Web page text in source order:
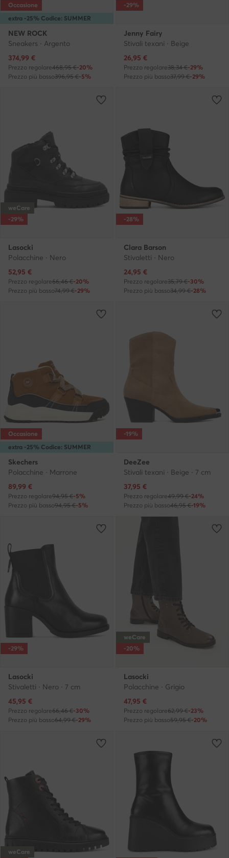
extra -25% Codice: SUMMER
Occasione
NEW ROCK
Sneakers · Argento
Prezzo attuale
374,99 €
Prezzo regolare468,95 €-20%
Prezzo più basso396,95 €-5%
-29%
Jenny Fairy
Stivali texani · Beige
Prezzo attuale
26,95 €
Prezzo regolare38,34 €-29%
Prezzo più basso37,99 €-29%
weCare
-29%
Lasocki
Polacchine · Nero
Prezzo attuale
52,95 €
Prezzo regolare66,46 €-20%
Prezzo più basso74,99 €-29%
-28%
Clara Barson
Stivaletti · Nero
Prezzo attuale
24,95 €
Prezzo regolare35,79 €-30%
Prezzo più basso34,99 €-28%
extra -25% Codice: SUMMER
Occasione
Skechers
Polacchine · Marrone
Prezzo attuale
89,99 €
Prezzo regolare94,95 €-5%
Prezzo più basso94,95 €-5%
-19%
DeeZee
Stivali texani · Beige · 7 cm
Prezzo attuale
37,95 €
Prezzo regolare49,99 €-24%
Prezzo più basso46,95 €-19%
-29%
Lasocki
Stivaletti · Nero · 7 cm
Prezzo attuale
45,95 €
Prezzo regolare66,46 €-30%
Prezzo più basso64,99 €-29%
weCare
-20%
Lasocki
Polacchine · Grigio
Prezzo attuale
47,95 €
Prezzo regolare62,99 €-23%
Prezzo più basso59,95 €-20%
weCare